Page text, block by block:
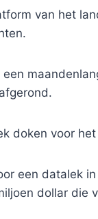
van het
doken voor
een datalek
dollar die